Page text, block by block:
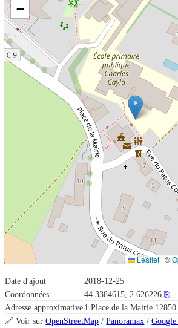
Date d'ajout
2018-12-25
Coordonnées
44.3384615, 2.626226 ⎘
Adresse approximative1 Place de la Mairie 12850
🔗 Voir surOpenStreetMap /Panoramax /Google
−
Leaflet | ©